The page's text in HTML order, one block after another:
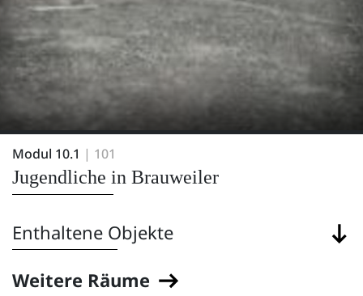
Modul 10.1 | 101
Jugendliche in Brauweiler
Enthaltene Objekte
Weitere Räume